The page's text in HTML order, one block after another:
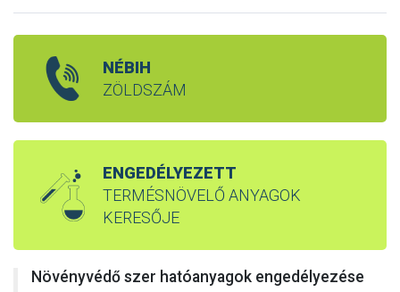
NÉBIH
ZÖLDSZÁM
ENGEDÉLYEZETT
TERMÉSNÖVELŐ ANYAGOK
KERESŐJE
Növényvédő szer hatóanyagok engedélyezése